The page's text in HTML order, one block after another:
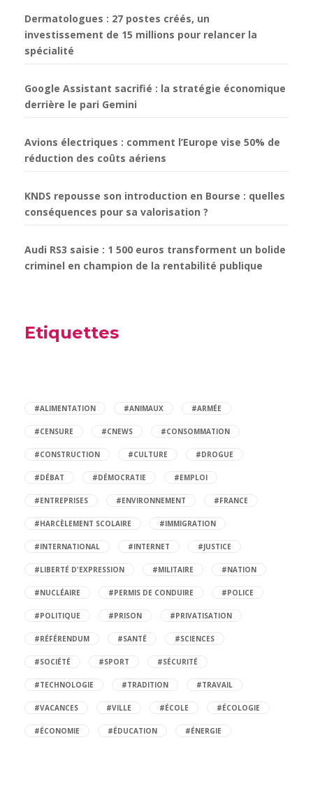
Dermatologues : 27 postes créés, un
investissement de 15 millions pour relancer la
spécialité
Google Assistant sacrifié : la stratégie économique
derrière le pari Gemini
Avions électriques : comment l’Europe vise 50% de
réduction des coûts aériens
KNDS repousse son introduction en Bourse : quelles
conséquences pour sa valorisation ?
Audi RS3 saisie : 1 500 euros transforment un bolide
criminel en champion de la rentabilité publique
Etiquettes
#ALIMENTATION #ANIMAUX #ARMÉE
#CENSURE #CNEWS #CONSOMMATION
#CONSTRUCTION #CULTURE #DROGUE
#DÉBAT #DÉMOCRATIE #EMPLOI
#ENTREPRISES #ENVIRONNEMENT #FRANCE
#HARCÈLEMENT SCOLAIRE #IMMIGRATION
#INTERNATIONAL #INTERNET #JUSTICE
#LIBERTÉ D'EXPRESSION #MILITAIRE #NATION
#NUCLÉAIRE #PERMIS DE CONDUIRE #POLICE
#POLITIQUE #PRISON #PRIVATISATION
#RÉFÉRENDUM #SANTÉ #SCIENCES
#SOCIÉTÉ #SPORT #SÉCURITÉ
#TECHNOLOGIE #TRADITION #TRAVAIL
#VACANCES #VILLE #ÉCOLE #ÉCOLOGIE
#ÉCONOMIE #ÉDUCATION #ÉNERGIE